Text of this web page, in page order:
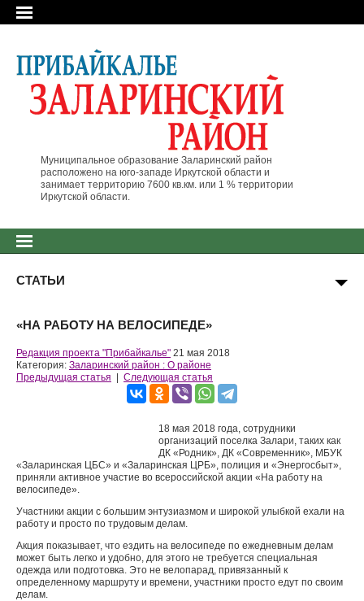
Муниципальное образование Заларинский район
расположено на юго-западе Иркутской области и
занимает территорию 7600 кв.км. или 1 % территории
Иркутской области.
СТАТЬИ
«НА РАБОТУ НА ВЕЛОСИПЕДЕ»
Редакция проекта "Прибайкалье" 21 мая 2018
Категория: Заларинский район : О районе
Предыдущая статья
Следующая статья
18 мая 2018 года, сотрудники
организаций поселка Залари, таких как
ДК «Родник», ДК «Современник», МБУК
«Заларинская ЦБС» и «Заларинская ЦРБ», полиция и «Энергосбыт»,
приняли активное участие во всероссийской акции «На работу на
велосипеде».
Участники акции с большим энтузиазмом и широкой улыбкой ехали на
работу и просто по трудовым делам.
Акция показывает, что ездить на велосипеде по ежедневным делам
может быть легко и удобно, для этого не требуется специальная
одежда или подготовка. Это не велопарад, привязанный к
определенному маршруту и времени, участники просто едут по своим
делам.